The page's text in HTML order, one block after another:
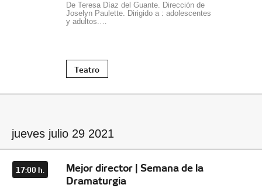
De Teresa Díaz del Guante. Dirección de
Joselyn Paulette. Dirigido a : adolescentes
y adultos.…
Teatro
jueves julio 29 2021
17:00 h.
Mejor director | Semana de la
Dramaturgia